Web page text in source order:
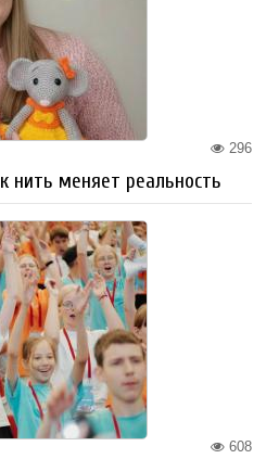
296
нить меняет реальность
608